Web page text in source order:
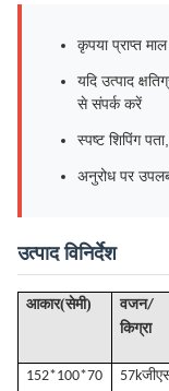
कृपया प्राप्त
यदि उत्पाद
से संपर्क करें
स्पष्ट शिपिंग
अनुरोध पर
उत्पाद विनिर्देश
आकार(सेमी)
वजन/
किग्रा
152*100*70 57k